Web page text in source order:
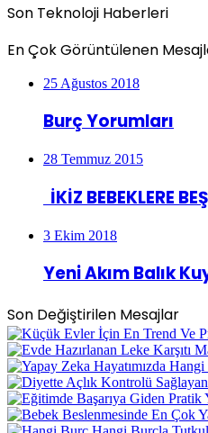
Son Teknoloji Haberleri
En Çok Görüntülenen
25 Ağustos 2018
Burç Yorumları
28 Temmuz 2015
İKİZ BEBEKLERE
3 Ekim 2018
Yeni Akım Balık
Son Değiştirilen Mesajlar